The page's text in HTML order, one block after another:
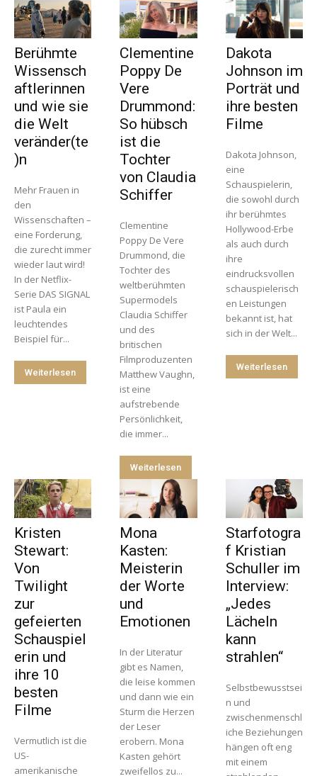
Berühmte
Wissensch
aftlerinnen
und wie sie
die Welt
veränder(te
)n
Mehr Frauen in
den
Wissenschaften –
eine Forderung,
die zurecht immer
wieder laut wird!
In der Netflix-
Serie DAS SIGNAL
ist Paula ein
leuchtendes
Beispiel für...
Weiterlesen
Clementine
Poppy De
Vere
Drummond:
So hübsch
ist die
Tochter
von Claudia
Schiffer
Clementine
Poppy De Vere
Drummond, die
Tochter des
weltberühmten
Supermodels
Claudia Schiffer
und des
britischen
Filmproduzenten
Matthew Vaughn,
ist eine
aufstrebende
Persönlichkeit,
die immer...
Weiterlesen
Dakota
Johnson im
Porträt und
ihre besten
Filme
Dakota Johnson,
eine
Schauspielerin,
die sowohl durch
ihr berühmtes
Hollywood-Erbe
als auch durch
ihre
eindrucksvollen
schauspielerisch
en Leistungen
bekannt ist, hat
sich in der Welt...
Weiterlesen
Kristen
Stewart:
Von
Twilight
zur
gefeierten
Schauspiel
erin und
ihre 10
besten
Filme
Vermutlich ist die
US-
amerikanische
Mona
Kasten:
Meisterin
der Worte
und
Emotionen
In der Literatur
gibt es Namen,
die leise kommen
und dann wie ein
Sturm die Herzen
der Leser
erobern. Mona
Kasten gehört
zweifellos zu...
Starfotogra
f Kristian
Schuller im
Interview:
„Jedes
Lächeln
kann
strahlen“
Selbstbewusstsei
n und
zwischenmenschl
iche Beziehungen
hängen oft eng
mit einem